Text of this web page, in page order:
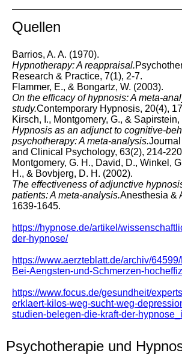
Quellen
Barrios, A. A. (1970).
Hypnotherapy: A reappraisal.
Research & Practice, 7(1), 2-7.
Flammer, E., & Bongartz, W. (2003).
On the efficacy of hypnosis: A meta-
study.Contemporary Hypnosis, 20(4),
Kirsch, I., Montgomery, G., & Sapirstein,
Hypnosis as an adjunct to cognitive-
psychotherapy: A meta-analysis.
and Clinical Psychology, 63(2), 214-
Montgomery, G. H., David, D., Winkel,
H., & Bovbjerg, D. H. (2002).
The effectiveness of adjunctive
patients: A meta-analysis.Anesthesia &
1639-1645.
https://hypnose.de/artikel/
der-hypnose/
https://www.aerzteblatt.de/archiv/
Bei-Aengsten-und-Schmerzen-
https://www.focus.de/gesundheit/
erklaert-kilos-weg-sucht-weg-
studien-belegen-die-kraft-der-
Psychotherapie und